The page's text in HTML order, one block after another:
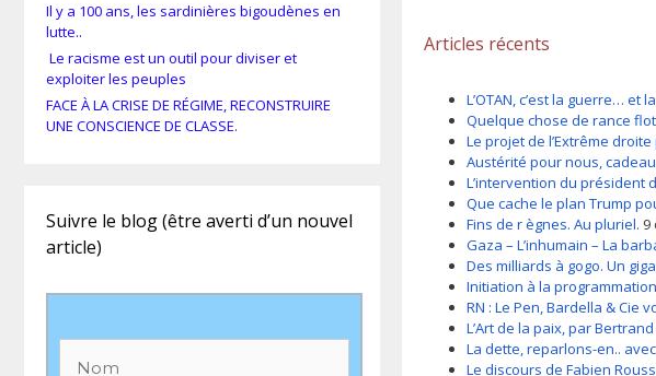
Articles récents
L’OTAN, c’est la guerre… et
Quelque chose de rance
Le projet de l’Extrême
Austérité pour nous,
L’intervention du président
Que cache le plan Trump
Fins de r ègnes. Au pluriel. 9
Gaza – L’inhumain – La
Des milliards à gogo. Un
Initiation à la
RN : Le Pen, Bardella & Cie
L’Art de la paix, par
La dette, reparlons-en..
Le discours de Fabien
Il y a 100 ans, les sardinières bigoudènes en
lutte..
Le racisme est un outil pour diviser et
exploiter les peuples
FACE À LA CRISE DE RÉGIME, RECONSTRUIRE
UNE CONSCIENCE DE CLASSE.
Suivre le blog (être averti d’un nouvel
article)